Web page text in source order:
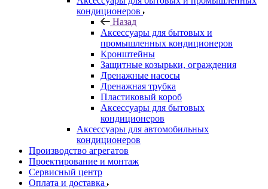
кондиционеров
Назад
Аксессуары для бытовых и
промышленных кондиционеров
Кронштейны
Защитные козырьки, ограждения
Дренажные насосы
Дренажная трубка
Пластиковый короб
Аксессуары для бытовых
кондиционеров
Аксессуары для автомобильных
кондиционеров
Производство агрегатов
Проектирование и монтаж
Сервисный центр
Оплата и доставка